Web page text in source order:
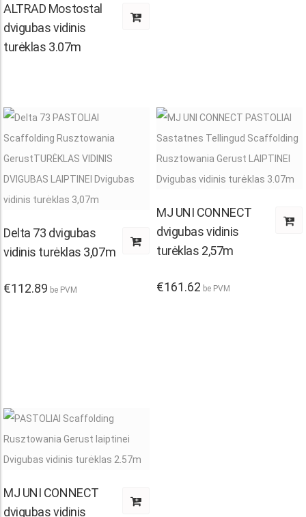
ALTRAD Mostostal
dvigubas vidinis
turėklas 3.07m
Delta 73 dvigubas
vidinis turėklas 3,07m
€112.89 be PVM
MJ UNI CONNECT
dvigubas vidinis
turėklas 2,57m
€161.62 be PVM
MJ UNI CONNECT
dvigubas vidinis